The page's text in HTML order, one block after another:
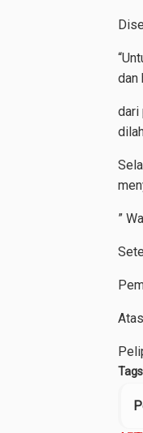
dan
dari
”
Tags